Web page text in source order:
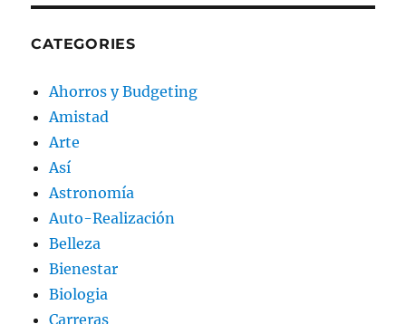
CATEGORIES
Ahorros y Budgeting
Amistad
Arte
Así
Astronomía
Auto-Realización
Belleza
Bienestar
Biologia
Carreras